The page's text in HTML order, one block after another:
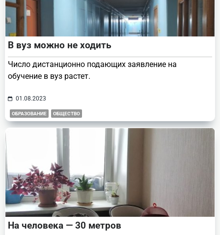
В вуз можно не ходить
Число дистанционно подающих заявление на
обучение в вуз растет.
01.08.2023
ОБРАЗОВАНИЕ ОБЩЕСТВО
На человека — 30 метров